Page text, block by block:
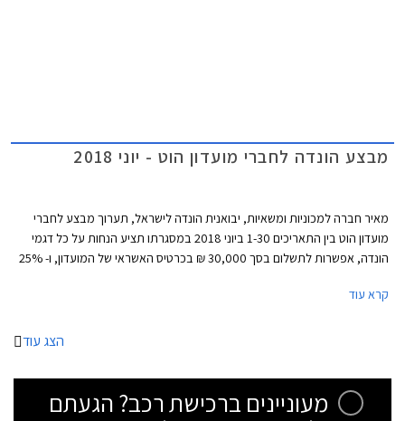
מבצע הונדה לחברי מועדון הוט - יוני 2018
מאיר חברה למכוניות ומשאיות, יבואנית הונדה לישראל, תערוך מבצע לחברי
מועדון הוט בין התאריכים 1-30 ביוני 2018 במסגרתו תציע הנחות על כל דגמי
הונדה, אפשרות לתשלום בסך 30,000 ₪ בכרטיס האשראי של המועדון, ו- 25%
התצוגה של הונדה הפרוסים ברחבי הארץ.
קרא עוד
הצג עוד
מעוניינים ברכישת רכב? הגעתם